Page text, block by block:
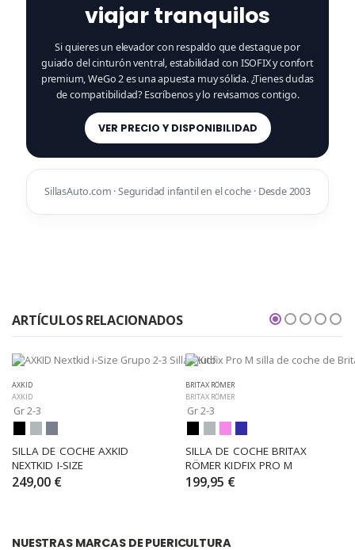
viajar tranquilos
Si quieres un elevador con respaldo que destaque por
guiado del cinturón ventral, estabilidad con ISOFIX y confort
premium, WeGo 2 es una apuesta muy sólida. ¿Tienes dudas
de compatibilidad? Escríbenos y lo revisamos contigo.
VER PRECIO Y DISPONIBILIDAD
SillasAuto.com · Seguridad infantil en el coche · Desde 2003
ARTÍCULOS RELACIONADOS
AXKID
AXKID
Gr 2-3
SILLA DE COCHE AXKID
NEXTKID I-SIZE
249,00 €
BRITAX RÖMER
BRITAX RÖMER
Gr 2-3
SILLA DE COCHE BRITAX
RÖMER KIDFIX PRO M
199,95 €
NUESTRAS MARCAS DE PUERICULTURA